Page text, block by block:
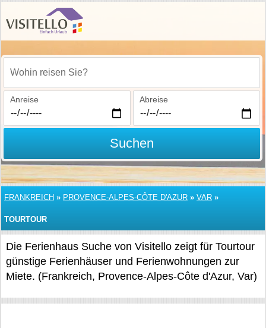
Wohin reisen Sie?
Anreise Abreise
Suchen
FRANKREICH » PROVENCE-ALPES-CÔTE D'AZUR » VAR »
TOURTOUR
Die Ferienhaus Suche von Visitello zeigt für Tourtour
günstige Ferienhäuser und Ferienwohnungen zur
Miete. (Frankreich, Provence-Alpes-Côte d'Azur, Var)